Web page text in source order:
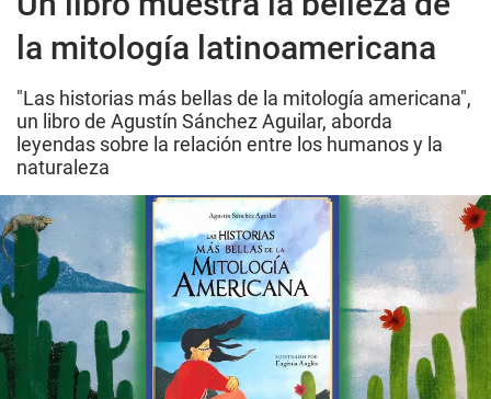
la mitología latinoamericana
"Las historias más bellas de la mitología americana",
un libro de Agustín Sánchez Aguilar, aborda
leyendas sobre la relación entre los humanos y la
naturaleza